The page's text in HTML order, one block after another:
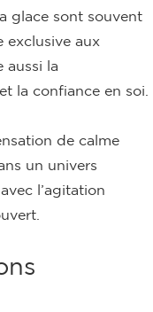
glace sont souvent
exclusive aux
aussi la
la confiance en soi.
de calme
un univers
l’agitation